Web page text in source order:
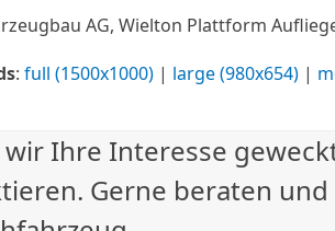
AG, Wielton Plattform
:full (1500x1000) | large (980x654) |
Ihre Interesse
Gerne beraten